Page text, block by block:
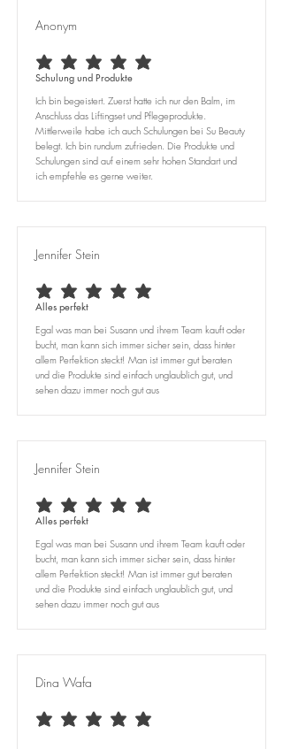
Anonym
durchschnittliches Rating ist 5 von 5
Schulung und Produkte
Ich bin begeistert. Zuerst hatte ich nur den Balm, im
Anschluss das Liftingset und Pflegeprodukte.
Mittlerweile habe ich auch Schulungen bei Su Beauty
belegt. Ich bin rundum zufrieden. Die Produkte und
Schulungen sind auf einem sehr hohen Standart und
ich empfehle es gerne weiter.
Jennifer Stein
durchschnittliches Rating ist 5 von 5
Alles perfekt
Egal was man bei Susann und ihrem Team kauft oder
bucht, man kann sich immer sicher sein, dass hinter
allem Perfektion steckt! Man ist immer gut beraten
und die Produkte sind einfach unglaublich gut, und
sehen dazu immer noch gut aus
Jennifer Stein
durchschnittliches Rating ist 5 von 5
Alles perfekt
Egal was man bei Susann und ihrem Team kauft oder
bucht, man kann sich immer sicher sein, dass hinter
allem Perfektion steckt! Man ist immer gut beraten
und die Produkte sind einfach unglaublich gut, und
sehen dazu immer noch gut aus
Dina Wafa
durchschnittliches Rating ist 5 von 5